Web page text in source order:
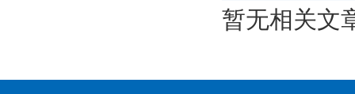
暂无相关文